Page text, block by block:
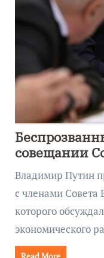
совещании
Владимир Путин
с членами Совета
которого
экономического